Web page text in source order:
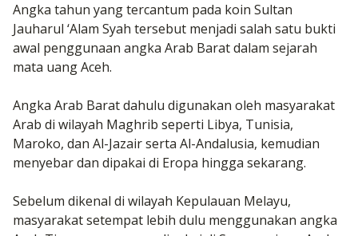
Angka tahun yang tercantum pada koin Sultan
Jauharul ‘Alam Syah tersebut menjadi salah satu bukti
awal penggunaan angka Arab Barat dalam sejarah
mata uang Aceh.
Angka Arab Barat dahulu digunakan oleh masyarakat
Arab di wilayah Maghrib seperti Libya, Tunisia,
Maroko, dan Al-Jazair serta Al-Andalusia, kemudian
menyebar dan dipakai di Eropa hingga sekarang.
Sebelum dikenal di wilayah Kepulauan Melayu,
masyarakat setempat lebih dulu menggunakan angka